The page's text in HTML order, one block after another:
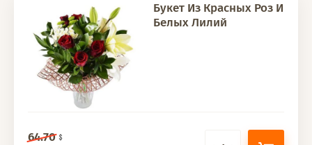
Букет Из Красных Роз И
Белых Лилий
64.70